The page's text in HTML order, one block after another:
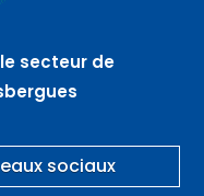
secteur de
sociaux